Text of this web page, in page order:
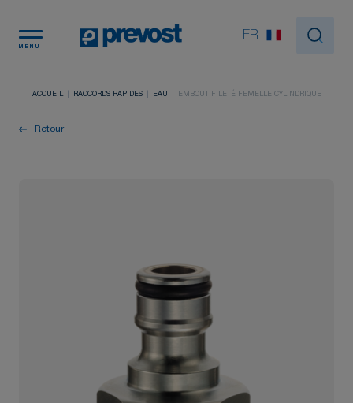
MENU
FR
ACCUEIL RACCORDS RAPIDES EAU EMBOUT FILETÉ FEMELLE CYLINDRIQUE
Retour